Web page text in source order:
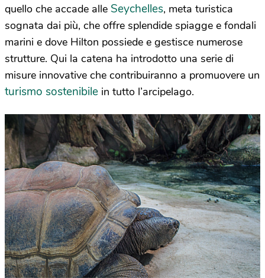
quello che accade alle Seychelles, meta turistica
sognata dai più, che offre splendide spiagge e fondali
marini e dove Hilton possiede e gestisce numerose
strutture. Qui la catena ha introdotto una serie di
misure innovative che contribuiranno a promuovere un
turismo sostenibile in tutto l’arcipelago.